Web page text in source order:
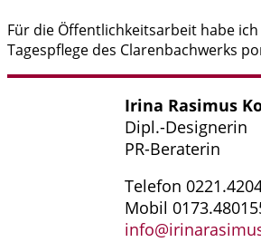
Für die Öffentlichkeitsarbeit habe
Tagespflege des Clarenbachwerks
Irina Rasimus
Dipl.-Designerin
PR-Beraterin
Telefon
Mobil